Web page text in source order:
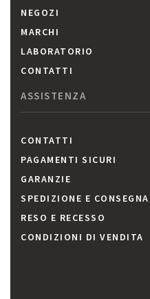
NEGOZI
MARCHI
LABORATORIO
CONTATTI
ASSISTENZA
CONTATTI
PAGAMENTI SICURI
GARANZIE
SPEDIZIONE E CONSEGNA
RESO E RECESSO
CONDIZIONI DI VENDITA